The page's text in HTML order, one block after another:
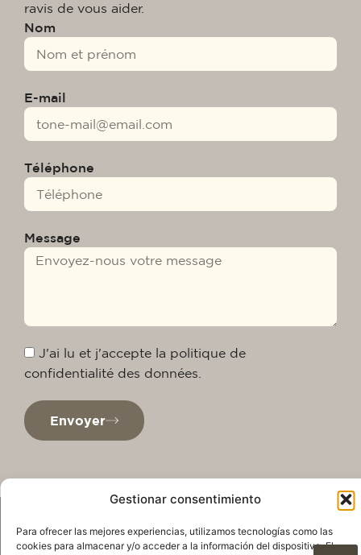
Gestionar consentimiento
Para ofrecer las mejores experiencias, utilizamos tecnologías como las
cookies para almacenar y/o acceder a la información del dispositivo. El
ravis de vous aider.
Nom
E-mail
Téléphone
Message
J'ai lu et j'accepte la politique de
confidentialité des données.
Envoyer